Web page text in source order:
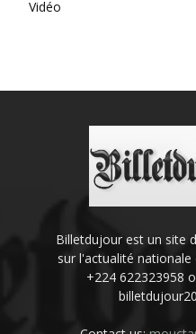
Vidéo
Billetdujour est un site
sur l'actualité
+224 622323958